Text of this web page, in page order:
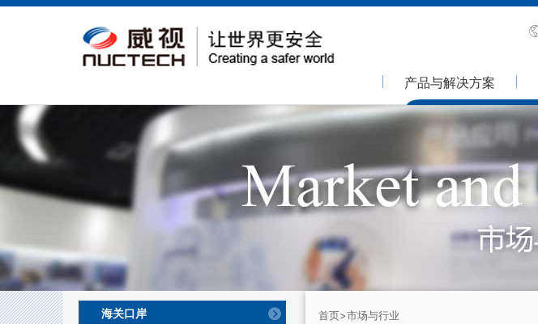
产品与解决方案
海关口岸
首页>市场与行业